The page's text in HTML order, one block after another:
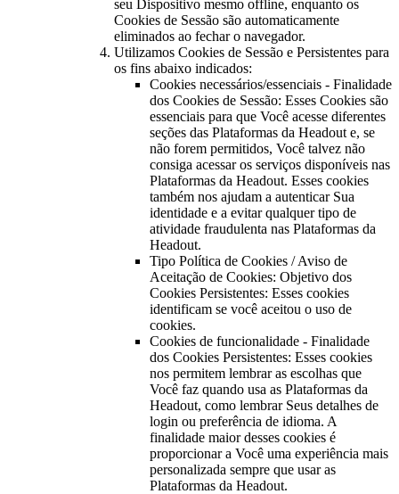
seu Dispositivo mesmo offline, enquanto os
Cookies de Sessão são automaticamente
eliminados ao fechar o navegador.
Utilizamos Cookies de Sessão e Persistentes para
os fins abaixo indicados:
Cookies necessários/essenciais - Finalidade
dos Cookies de Sessão: Esses Cookies são
essenciais para que Você acesse diferentes
seções das Plataformas da Headout e, se
não forem permitidos, Você talvez não
consiga acessar os serviços disponíveis nas
Plataformas da Headout. Esses cookies
também nos ajudam a autenticar Sua
identidade e a evitar qualquer tipo de
atividade fraudulenta nas Plataformas da
Headout.
Tipo Política de Cookies / Aviso de
Aceitação de Cookies: Objetivo dos
Cookies Persistentes: Esses cookies
identificam se você aceitou o uso de
cookies.
Cookies de funcionalidade - Finalidade
dos Cookies Persistentes: Esses cookies
nos permitem lembrar as escolhas que
Você faz quando usa as Plataformas da
Headout, como lembrar Seus detalhes de
login ou preferência de idioma. A
finalidade maior desses cookies é
proporcionar a Você uma experiência mais
personalizada sempre que usar as
Plataformas da Headout.